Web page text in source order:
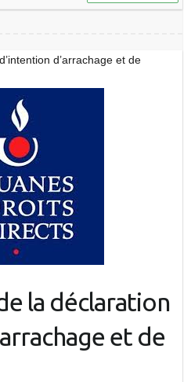
d’arrachage et de
la déclaration
et de